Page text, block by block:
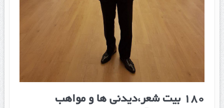
۱۸۰ بیت شعر،دیدنی ها و مواهب